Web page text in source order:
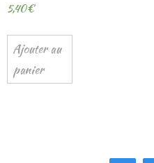
5,40€
Ajouter au
panier